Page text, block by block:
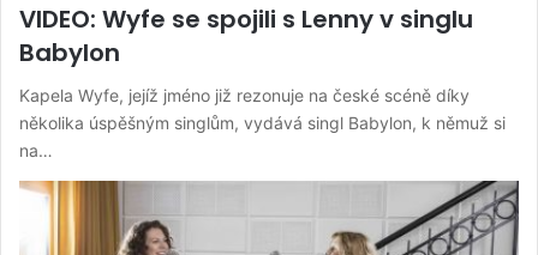
VIDEO: Wyfe se spojili s Lenny v singlu
Babylon
Kapela Wyfe, jejíž jméno již rezonuje na české scéně díky
několika úspěšným singlům, vydává singl Babylon, k němuž si
na…